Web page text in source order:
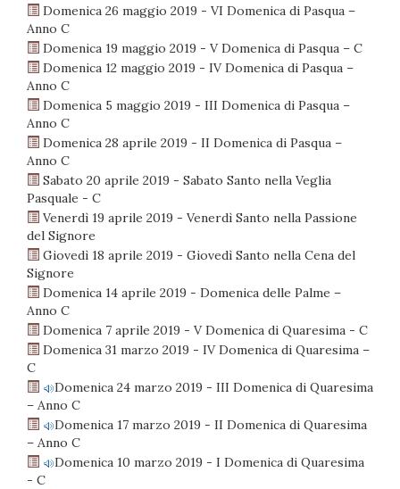
Domenica 26 maggio 2019 - VI Domenica di Pasqua –
Anno C
Domenica 19 maggio 2019 - V Domenica di Pasqua – C
Domenica 12 maggio 2019 - IV Domenica di Pasqua –
Anno C
Domenica 5 maggio 2019 - III Domenica di Pasqua –
Anno C
Domenica 28 aprile 2019 - II Domenica di Pasqua –
Anno C
Sabato 20 aprile 2019 - Sabato Santo nella Veglia
Pasquale - C
Venerdì 19 aprile 2019 - Venerdì Santo nella Passione
del Signore
Giovedì 18 aprile 2019 - Giovedì Santo nella Cena del
Signore
Domenica 14 aprile 2019 - Domenica delle Palme –
Anno C
Domenica 7 aprile 2019 - V Domenica di Quaresima - C
Domenica 31 marzo 2019 - IV Domenica di Quaresima –
C
Domenica 24 marzo 2019 - III Domenica di Quaresima
– Anno C
Domenica 17 marzo 2019 - II Domenica di Quaresima
– Anno C
Domenica 10 marzo 2019 - I Domenica di Quaresima
- C